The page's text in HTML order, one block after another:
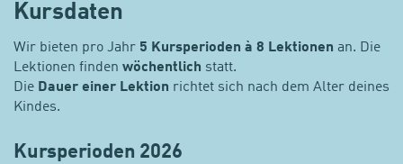
Kursdaten
Wir bieten pro Jahr 5 Kursperioden à 8 Lektionen an. Die
Lektionen finden wöchentlich statt.
Die Dauer einer Lektion richtet sich nach dem Alter deines
Kindes.
Kursperioden 2026